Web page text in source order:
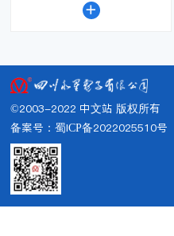

©2003-2022 中文站 版权所有
备案号：蜀ICP备2022025510号